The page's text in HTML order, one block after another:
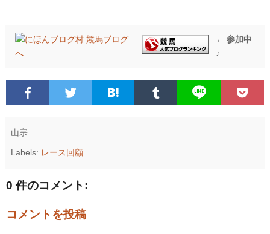
← 参加中
♪
山宗
Labels: レース回顧
0 件のコメント:
コメントを投稿